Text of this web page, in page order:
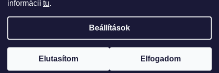
informácií tu.
Beállítások
Elutasítom Elfogadom
Shoptet készítette
Copyright 2026 . Minden jog fenntartva.